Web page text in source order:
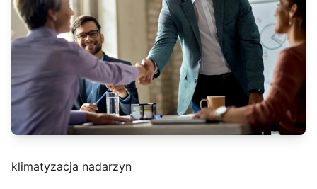
klimatyzacja nadarzyn